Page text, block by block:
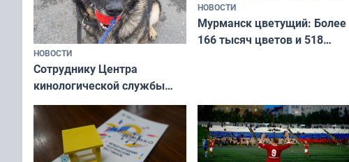
НОВОСТИ
Сотруднику Центра
кинологической службы
ищут новый дом
НОВОСТИ
Мурманск цветущий: Более
166 тысяч цветов и 518